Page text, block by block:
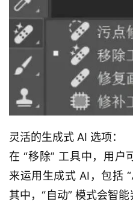
灵活的生成式 AI 选项：
在 “移除” 工具中，用户
来运用生成式 AI，包括 “
其中，“自动” 模式会智